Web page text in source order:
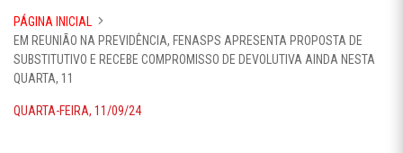
PÁGINA INICIAL
EM REUNIÃO NA PREVIDÊNCIA, FENASPS APRESENTA PROPOSTA DE
SUBSTITUTIVO E RECEBE COMPROMISSO DE DEVOLUTIVA AINDA NESTA
QUARTA, 11
QUARTA-FEIRA, 11/09/24